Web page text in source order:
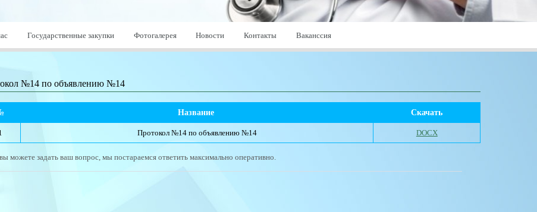
Государственные закупки Фотогалерея Новости Контакты Ваканссия
№14 по объявлению №14
Название Скачать
Протокол №14 по объявлению №14 DOCX
можете задать ваш вопрос, мы постараемся ответить максимально оперативно.